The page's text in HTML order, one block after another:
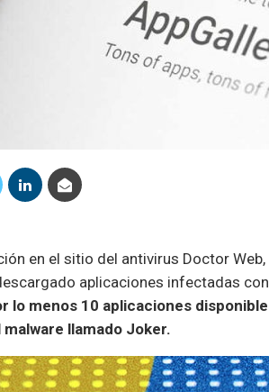
en el sitio del antivirus Doctor Web,
aplicaciones infectadas
lo menos 10 aplicaciones
llamado Joker.